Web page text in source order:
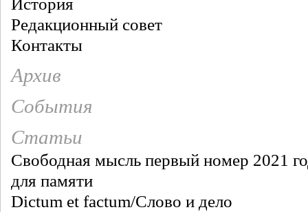
История
Редакционный совет
Контакты
Архив
События
Статьи
Свободная мысль первый номер 2021
для памяти
Dictum et factum/Слово и дело